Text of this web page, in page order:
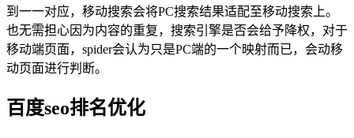
到一一对应，移动搜索会将PC搜索结果适配至移动搜索上。
也无需担心因为内容的重复，搜索引擎是否会给予降权，对于
移动端页面，spider会认为只是PC端的一个映射而已，会动移
动页面进行判断。
百度seo排名优化